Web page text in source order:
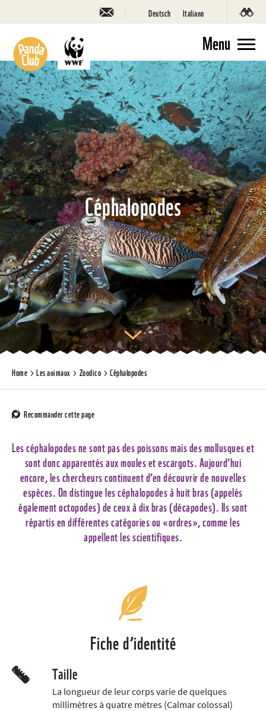
Deutsch Italiano
Menu
Céphalopodes
Home Les animaux Zoodico Céphalopodes
Recommander cette page
Les céphalopodes ne sont pas des poissons mais des mollusques et
sont donc apparentés aux moules et escargots. Aujourd’hui
encore, les chercheurs continuent d’en découvrir de nouvelles
espèces. On distingue les céphalopodes à huit bras (appelés
également octopodes) de ceux à dix bras (décapodes). Ils sont
répartis en différentes catégories ou «ordres», comme les
appellent les scientifiques.
Fiche d’identité
Taille
La longueur de leur corps varie de quelques
millimètres à quatre mètres (Calmar colossal)